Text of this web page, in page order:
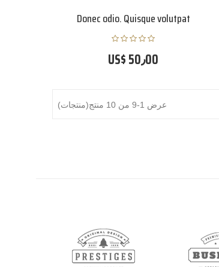
Donec odio. Quisque volutpat
US$ 50٫00
عرض 1-9 من 10 منتج(منتجات)